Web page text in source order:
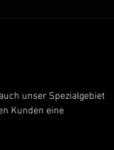
unser Spezialgebiet
Kunden eine